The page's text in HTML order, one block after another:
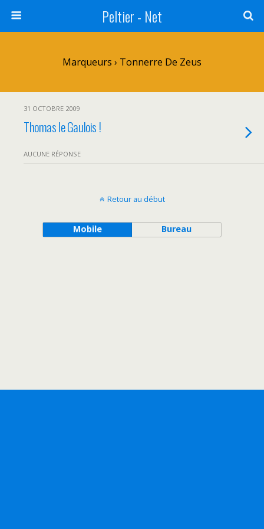
Peltier - Net
Marqueurs › Tonnerre De Zeus
31 OCTOBRE 2009
Thomas le Gaulois !
AUCUNE RÉPONSE
Retour au début
Mobile Bureau